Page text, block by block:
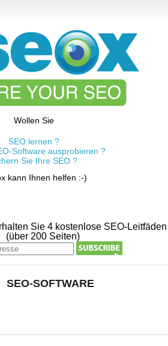
Wollen Sie
SEO lernen ?
Software ausprobieren ?
Sie Ihre SEO ?
kann Ihnen helfen :-)
Sie 4 kostenlose SEO-Leitfäden
(über 200 Seiten)
SEO-SOFTWARE